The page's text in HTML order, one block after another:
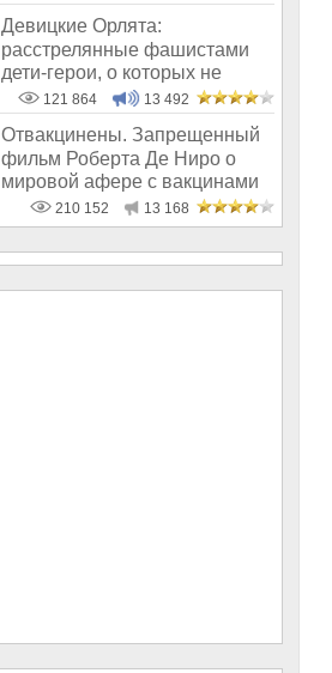
Девицкие Орлята:
расстрелянные фашистами
дети-герои, о которых не
рассказывают в шк
121 864 13 492
Отвакцинены. Запрещенный
фильм Роберта Де Ниро о
мировой афере с вакцинами
210 152 13 168